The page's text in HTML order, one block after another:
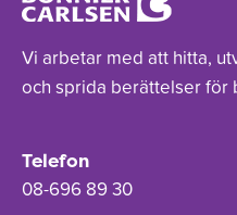
Vi arbetar med att hitta,
och sprida berättelser för
Telefon
08-696 89 30